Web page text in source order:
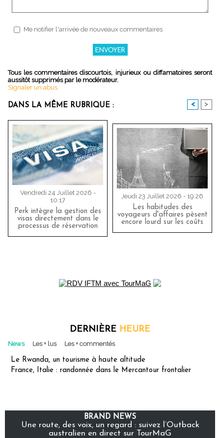
Me notifier l'arrivée de nouveaux commentaires
Tous les commentaires discourtois, injurieux ou diffamatoires seront
aussitôt supprimés par le modérateur.
Signaler un abus
DANS LA MÊME RUBRIQUE : < >
Vendredi 24 Juillet 2026 -
10:17
Perk intègre la gestion des
visas directement dans le
processus de réservation
Jeudi 23 Juillet 2026 - 19:26
Les habitudes des
voyageurs d'affaires pèsent
encore lourd sur les coûts
DERNIÈRE HEURE
News Les + lus Les + commentés
Le Rwanda, un tourisme à haute altitude
France, Italie : randonnée dans le Mercantour frontalier
BRAND NEWS
Une route, des voix, un regard : suivez l’Outback
australien en direct sur TourMaG